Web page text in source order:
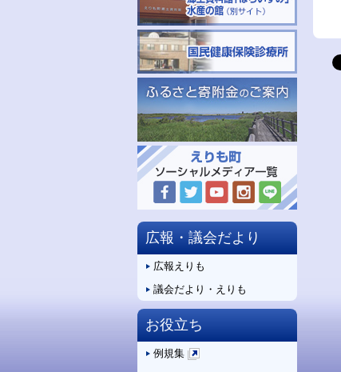
広報・議会だより
広報えりも
議会だより・えりも
お役立ち
例規集